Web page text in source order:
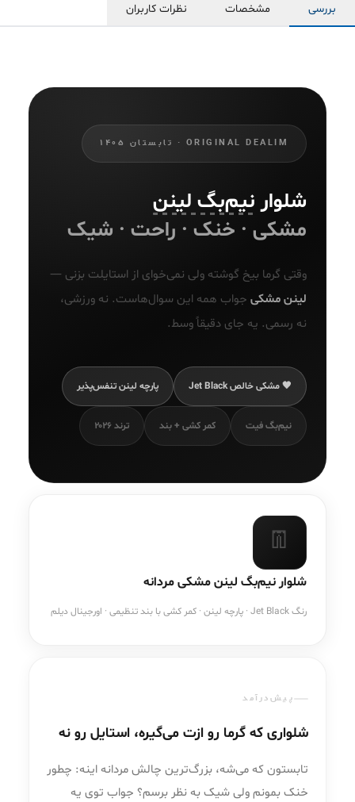
بررسی مشخصات نظرات کاربران
ORIGINAL DEALIM · تابستان ۱۴۰۵
شلوار نیم‌بگ لینن
مشکی · خنک · راحت · شیک
وقتی گرما بیخ گوشته ولی نمی‌خوای از استایلت بزنی —
لینن مشکی جواب همه این سوال‌هاست. نه ورزشی،
نه رسمی. یه جای دقیقاً وسط.
🖤 مشکی خالص Jet Black پارچه لینن تنفس‌پذیر
نیم‌بگ فیت کمر کشی + بند ترند ۲۰۲۶
👖
شلوار نیم‌بگ لینن مشکی مردانه
رنگ Jet Black · پارچه لینن · کمر کشی با بند تنظیمی · اورجینال دیلم
پیش‌درآمد
شلواری که گرما رو ازت می‌گیره، استایل رو نه
تابستون که می‌شه، بزرگ‌ترین چالش مردانه اینه: چطور
خنک بمونم ولی شیک به نظر برسم؟ جواب توی یه